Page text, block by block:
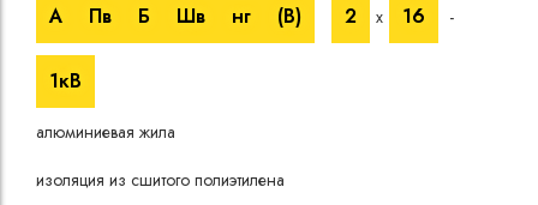
А Пв Б Шв нг (B) 2 х 16 -
1кВ
алюминиевая жила
изоляция из сшитого полиэтилена